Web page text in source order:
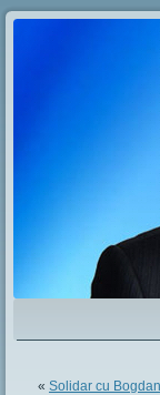
« Solidar cu